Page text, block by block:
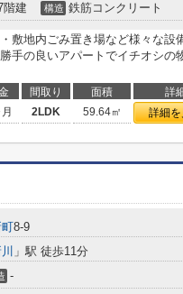
階建 構造 鉄筋コンクリート
敷地内ごみ置き場など様々な設
手の良いアパートでイチオシの
間取り 面積 詳
2LDK 59.64㎡ 詳細
町8-9
」駅 徒歩11分
-